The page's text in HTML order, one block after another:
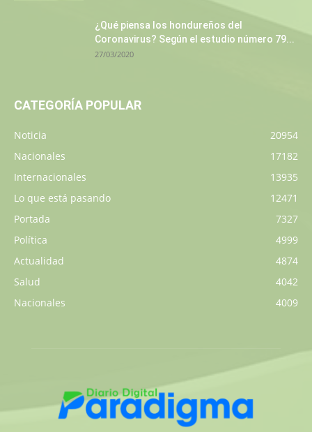
¿Qué piensa los hondureños del
Coronavirus? Según el estudio número 79...
27/03/2020
CATEGORÍA POPULAR
Noticia
20954
Nacionales
17182
Internacionales
13935
Lo que está pasando
12471
Portada
7327
Política
4999
Actualidad
4874
Salud
4042
Nacionales
4009